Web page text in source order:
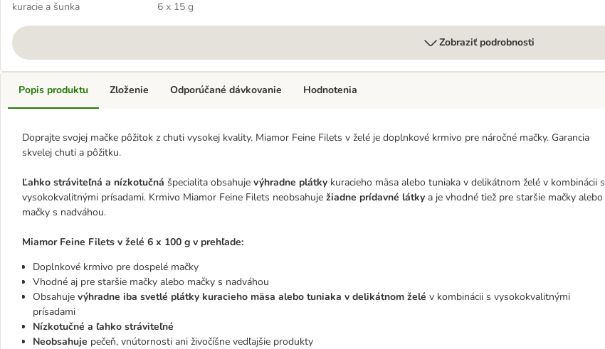
g
kuracie a šunka
6 x 15 g
Zobraziť podrobnosti
Popis produktu
Doprajte svojej mačke pôžitok z chuti vysokej kvality. Miamor Feine Filets v želé je doplnkové krmivo pre náročné mačky. Garancia
skvelej chuti a pôžitku.
Ľahko stráviteľná a nízkotučná špecialita obsahuje výhradne plátky kuracieho mäsa alebo tuniaka v delikátnom želé v kombinácii s
vysokokvalitnými prísadami. Krmivo Miamor Feine Filets neobsahuje žiadne prídavné látky a je vhodné tiež pre staršie mačky alebo
mačky s nadváhou.
Miamor Feine Filets v želé 6 x 100 g v prehľade:
Doplnkové krmivo pre dospelé mačky
Vhodné aj pre staršie mačky alebo mačky s nadváhou
Obsahuje výhradne iba svetlé plátky kuracieho mäsa alebo tuniaka v delikátnom želé v kombinácii s vysokokvalitnými
prísadami
Nízkotučné a ľahko stráviteľné
Neobsahuje pečeň, vnútornosti ani živočíšne vedľajšie produkty
Zloženie Odporúčané dávkovanie Hodnotenia